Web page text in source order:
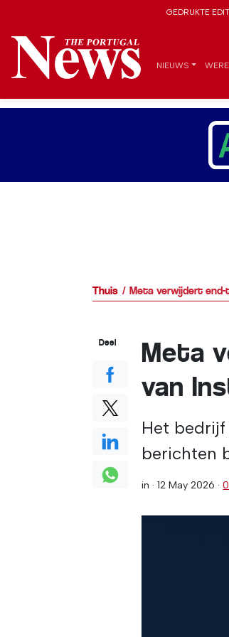
GEDRUKTE
NIEUWS
Thuis Meta verwijdert
Meta
van
Het
berichten
in ·12 May 2026 ·
Deel